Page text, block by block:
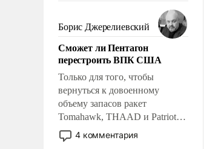
сложна и амбициозна. Однако
и ее реализация радикально
поднимет наши боевые
возможности.
Борис Джерелиевский
Сможет ли Пентагон
перестроить ВПК США
Только для того, чтобы
вернуться к довоенному
объему запасов ракет
Tomahawk, THAAD и Patriot
США потребуется более трех
лет. Даже небольшая война с
4 комментария